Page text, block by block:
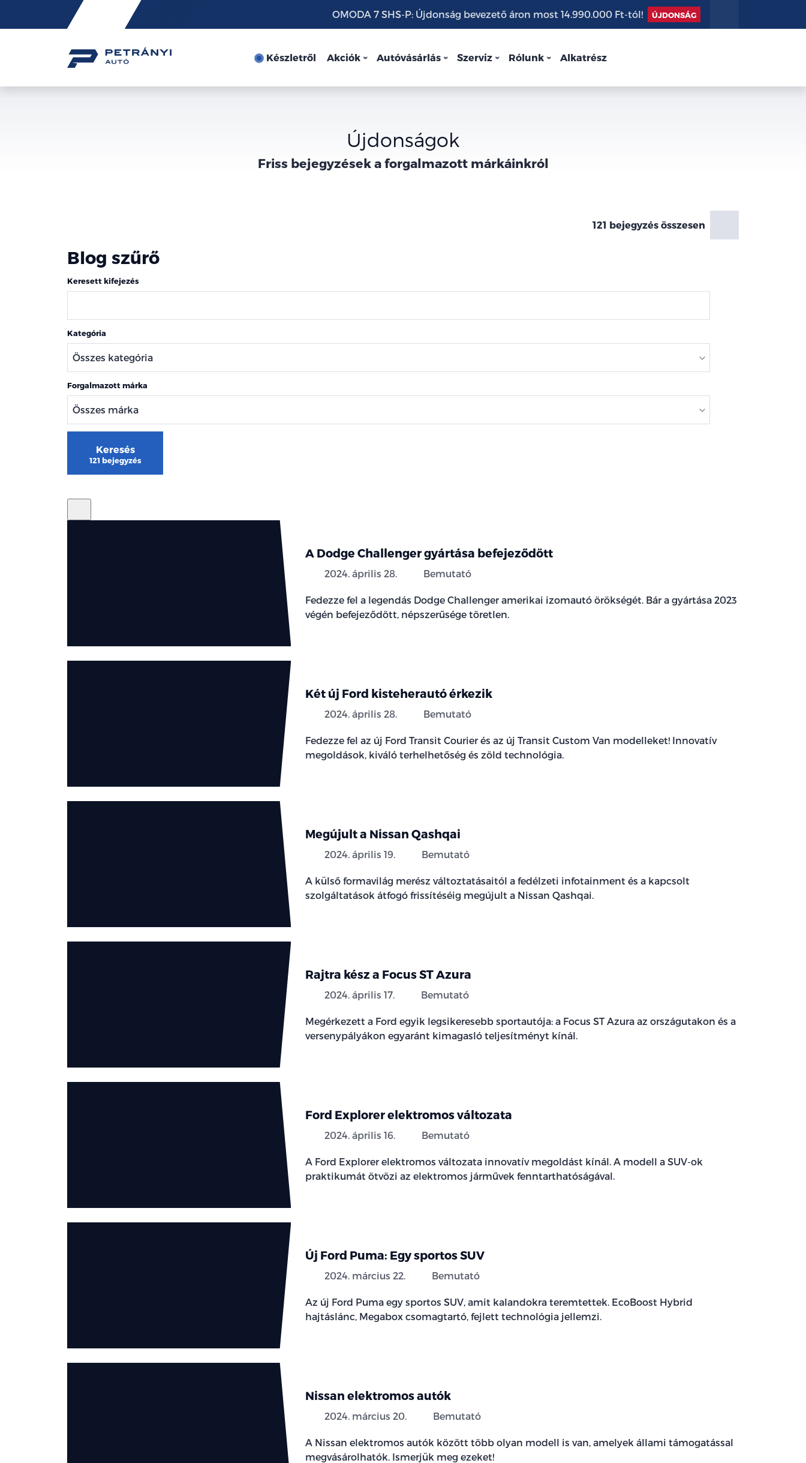
Friss
hírek
OMODA 7 SHS-P: Újdonság bevezető áron most 14.990.000 Ft-tól! ÚJDONSÁG
Készletről Akciók Autóvásárlás Szerviz Rólunk Alkatrész
Újdonságok
Friss bejegyzések a forgalmazott márkáinkról
121 bejegyzés összesen
Blog szűrő
Keresett kifejezés
Kategória
Forgalmazott márka
Keresés
121 bejegyzés
A Dodge Challenger gyártása befejeződött
2024. április 28. Bemutató
Fedezze fel a legendás Dodge Challenger amerikai izomautó örökségét. Bár a gyártása 2023
végén befejeződött, népszerűsége töretlen.
Két új Ford kisteherautó érkezik
2024. április 28. Bemutató
Fedezze fel az új Ford Transit Courier és az új Transit Custom Van modelleket! Innovatív
megoldások, kiváló terhelhetőség és zöld technológia.
Megújult a Nissan Qashqai
2024. április 19. Bemutató
A külső formavilág merész változtatásaitól a fedélzeti infotainment és a kapcsolt
szolgáltatások átfogó frissítéséig megújult a Nissan Qashqai.
Rajtra kész a Focus ST Azura
2024. április 17. Bemutató
Megérkezett a Ford egyik legsikeresebb sportautója: a Focus ST Azura az országutakon és a
versenypályákon egyaránt kimagasló teljesítményt kínál.
Ford Explorer elektromos változata
2024. április 16. Bemutató
A Ford Explorer elektromos változata innovatív megoldást kínál. A modell a SUV-ok
praktikumát ötvözi az elektromos járművek fenntarthatóságával.
Új Ford Puma: Egy sportos SUV
2024. március 22. Bemutató
Az új Ford Puma egy sportos SUV, amit kalandokra teremtettek. EcoBoost Hybrid
hajtáslánc, Megabox csomagtartó, fejlett technológia jellemzi.
Nissan elektromos autók
2024. március 20. Bemutató
A Nissan elektromos autók között több olyan modell is van, amelyek állami támogatással
megvásárolhatók. Ismerjük meg ezeket!